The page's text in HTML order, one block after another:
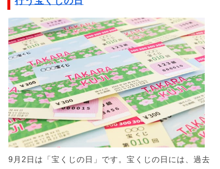
9月2日は「宝くじの日」です。宝くじの日には、過去